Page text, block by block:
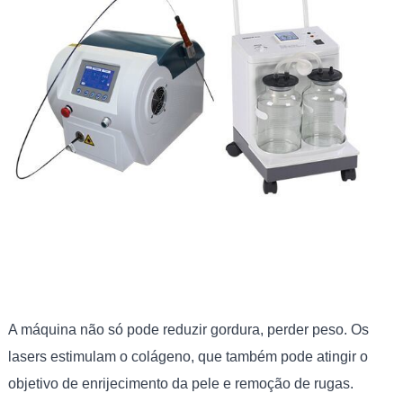
A máquina não só pode reduzir gordura, perder peso. Os
lasers estimulam o colágeno, que também pode atingir o
objetivo de enrijecimento da pele e remoção de rugas.